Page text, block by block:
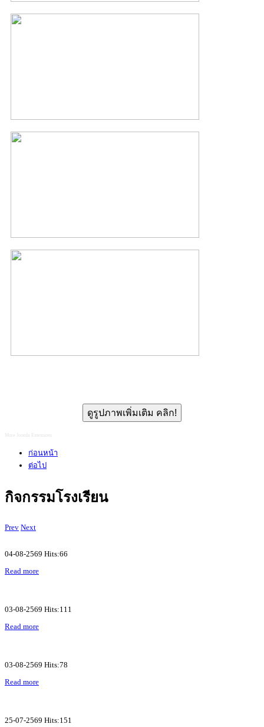
ดูรูปภาพเพิ่มเติม คลิก!
More Joomla Extensions
ก่อนหน้า
ต่อไป
กิจกรรมโรงเรียน
Prev Next
04-08-2569 Hits:66
Read more
03-08-2569 Hits:111
Read more
03-08-2569 Hits:78
Read more
25-07-2569 Hits:151